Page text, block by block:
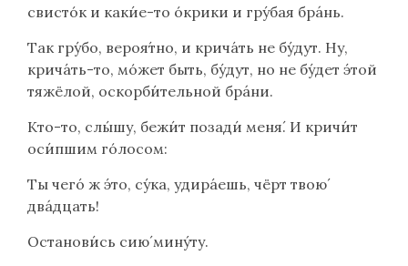
свистóк и каки́е-то óкрики и гру́бая брáнь.
Так гру́бо, вероя́тно, и крича́ть не бу́дут. Ну,
крича́ть-то, мóжет быть, бу́дут, но не бу́дет э́той
тяжёлой, оскорби́тельной брáни.
Кто-то, слы́шу, бежи́т позади́ меня́. И кричи́т
оси́пшим гóлосом:
Ты чего́ ж э́то, су́ка, удира́ешь, чёрт твою́
двáдцать!
Останови́сь сию́ минýту.